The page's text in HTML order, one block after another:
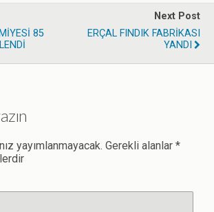
85
Next Post
ERÇAL FINDIK FABRİKASI
YANDI
yayımlanmayacak. Gerekli alanlar *